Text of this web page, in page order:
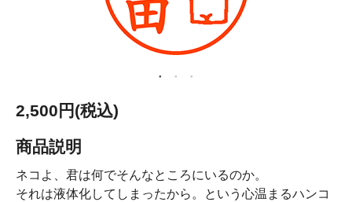
2,500円(税込)
商品説明
ネコよ、君は何でそんなところにいるのか。
それは液体化してしまったから。という心温まるハンコ